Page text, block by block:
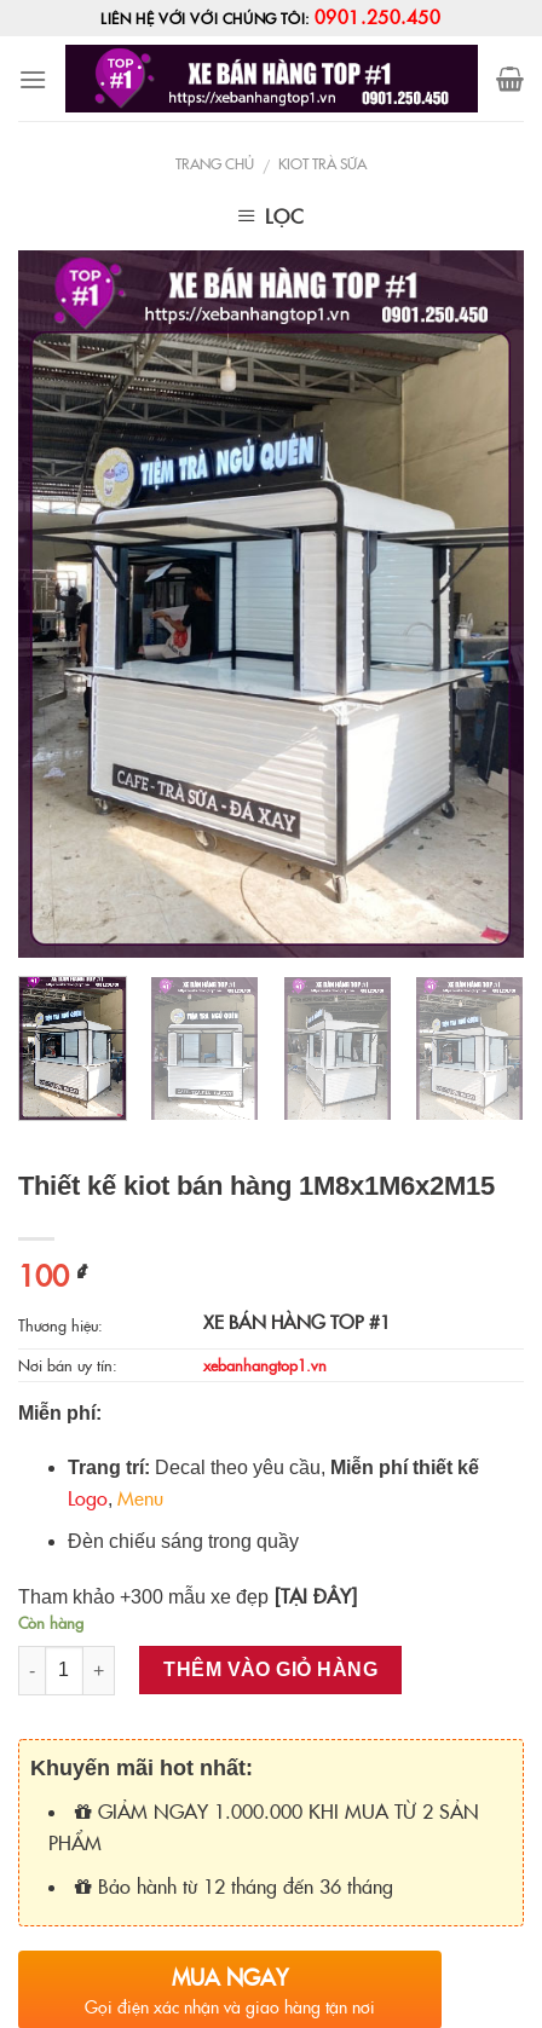
content
LIÊN HỆ VỚI VỚI CHÚNG TÔI: 0901.250.450
TRANG CHỦ / KIOT TRÀ SỮA
LỌC
Thiết kế kiot bán hàng 1M8x1M6x2M15
100 ₫
Thương hiệu: XE BÁN HÀNG TOP #1
Nơi bán uy tín: xebanhangtop1.vn
Miễn phí:
Trang trí: Decal theo yêu cầu, Miễn phí thiết kế
Logo, Menu
Đèn chiếu sáng trong quầy
Tham khảo +300 mẫu xe đẹp [TẠI ĐÂY]
Còn hàng
Số lượng
THÊM VÀO GIỎ HÀNG
Khuyến mãi hot nhất:
GIẢM NGAY 1.000.000 KHI MUA TỪ 2 SẢN
PHẨM
Bảo hành từ 12 tháng đến 36 tháng
MUA NGAY
Gọi điện xác nhận và giao hàng tận nơi